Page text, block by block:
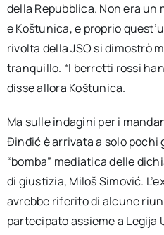
della Repubblica. Non era
e Koštunica, e proprio
rivolta della JSO si dimostrò
tranquillo. “I berretti rossi
disse allora Koštunica.
Ma sulle indagini per i
Đinđić è arrivata a solo pochi
“bomba” mediatica delle
di giustizia, Miloš Simović.
avrebbe riferito di alcune
partecipato assieme a Legija